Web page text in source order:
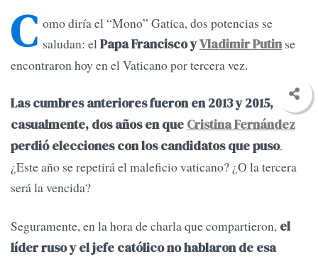
C omo diría el “Mono” Gatica, dos potencias se
saludan: elPapa Francisco yVladimir Putinse
encontraron hoy en el Vaticano por tercera vez.
Las cumbres anteriores fueron en 2013 y 2015,
casualmente, dos años en que Cristina Fernández
perdió elecciones con los candidatos que puso.
¿Este año se repetirá el maleficio vaticano? ¿O la tercera
será la vencida?
Seguramente, en la hora de charla que compartieron, el
líder ruso y el jefe católico no hablaron de esa